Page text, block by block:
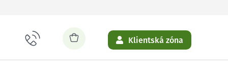
Klientská zóna